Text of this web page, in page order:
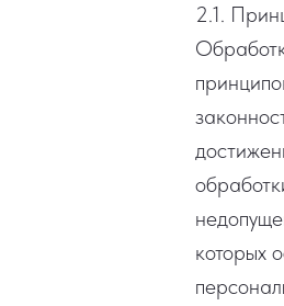
2.1.
которых